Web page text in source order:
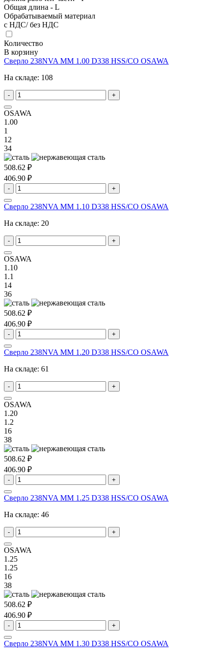
Общая длина - L
Обрабатываемый материал
с НДС/ без НДС
Количество
В корзину
Сверло 238NVA MM 1.00 D338 HSS/CO OSAWA
На складе: 108
- +
OSAWA
1.00
1
12
34
508.62 ₽
406.90 ₽
- +
Сверло 238NVA MM 1.10 D338 HSS/CO OSAWA
На складе: 20
- +
OSAWA
1.10
1.1
14
36
508.62 ₽
406.90 ₽
- +
Сверло 238NVA MM 1.20 D338 HSS/CO OSAWA
На складе: 61
- +
OSAWA
1.20
1.2
16
38
508.62 ₽
406.90 ₽
- +
Сверло 238NVA MM 1.25 D338 HSS/CO OSAWA
На складе: 46
- +
OSAWA
1.25
1.25
16
38
508.62 ₽
406.90 ₽
- +
Сверло 238NVA MM 1.30 D338 HSS/CO OSAWA